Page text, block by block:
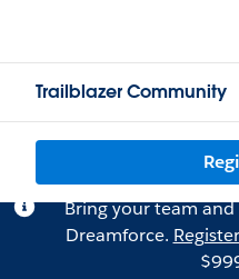
Trailblazer Community
Bring your team
Dreamforce. Register